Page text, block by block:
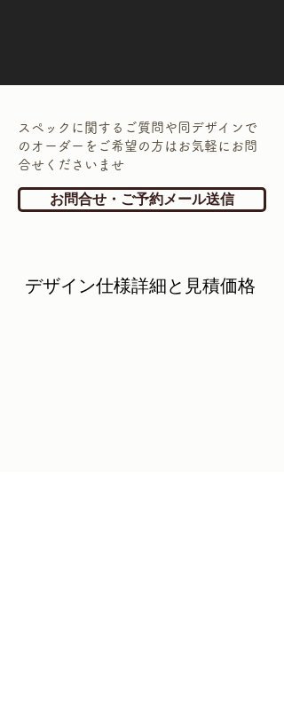
スペックに関するご質問や同デザインで
のオーダーをご希望の方はお気軽にお問
合せくださいませ
お問合せ・ご予約メール送信
​デザイン仕様詳細と見積価格